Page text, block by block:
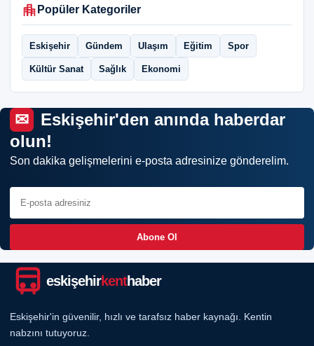
Popüler Kategoriler
Eskişehir Gündem Ulaşım Eğitim Spor
Kültür Sanat Sağlık Ekonomi
Eskişehir'den anında haberdar
olun!
Son dakika gelişmelerini e-posta adresinize gönderelim.
Abone Ol
eskişehirkenthaber
Eskişehir'in güvenilir, hızlı ve tarafsız haber kaynağı. Kentin
nabzını tutuyoruz.